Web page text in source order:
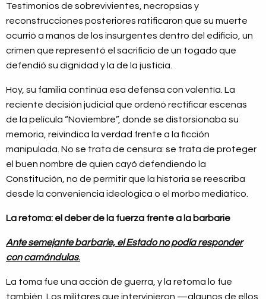
Testimonios de sobrevivientes, necropsias y
reconstrucciones posteriores ratificaron que su muerte
ocurrió a manos de los insurgentes dentro del edificio, un
crimen que representó el sacrificio de un togado que
defendió su dignidad y la de la justicia.
Hoy, su familia continúa esa defensa con valentía. La
reciente decisión judicial que ordenó rectificar escenas
de la película “Noviembre”, donde se distorsionaba su
memoria, reivindica la verdad frente a la ficción
manipulada. No se trata de censura: se trata de proteger
el buen nombre de quien cayó defendiendo la
Constitución, no de permitir que la historia se reescriba
desde la conveniencia ideológica o el morbo mediático.
La retoma: el deber de la fuerza frente a la barbarie
Ante semejante barbarie, el Estado no podía responder
con camándulas.
La toma fue una acción de guerra, y la retoma lo fue
también. Los militares que intervinieron —algunos de ellos